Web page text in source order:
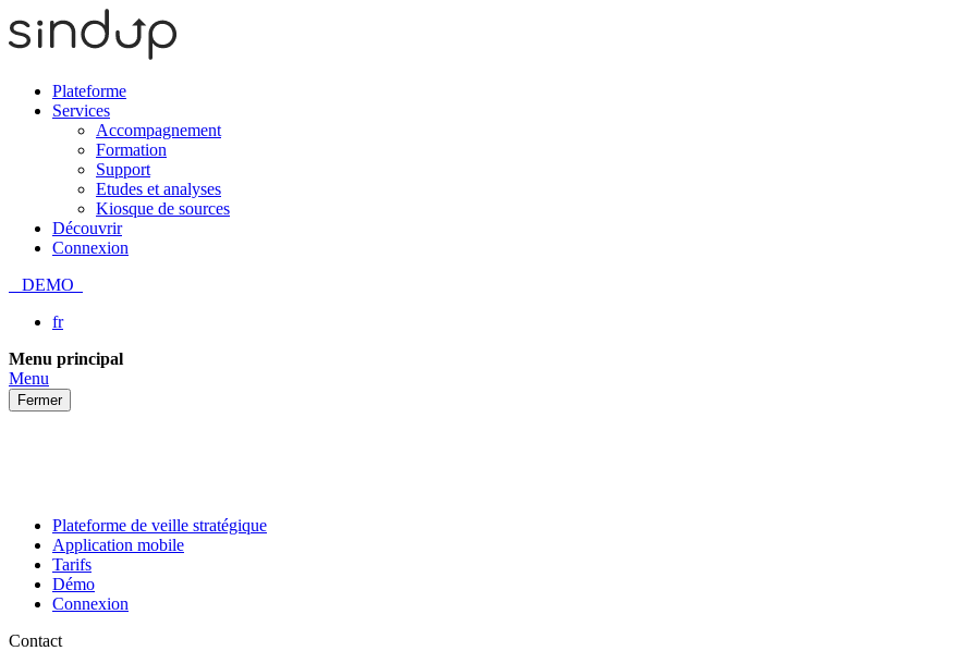
Plateforme
Services
Accompagnement
Formation
Support
Etudes et analyses
Kiosque de sources
Découvrir
Connexion
DEMO
fr
Passer
au
contenu
Menu principal
Menu
Fermer
Plateforme de veille stratégique
Application mobile
Tarifs
Démo
Connexion
Contact